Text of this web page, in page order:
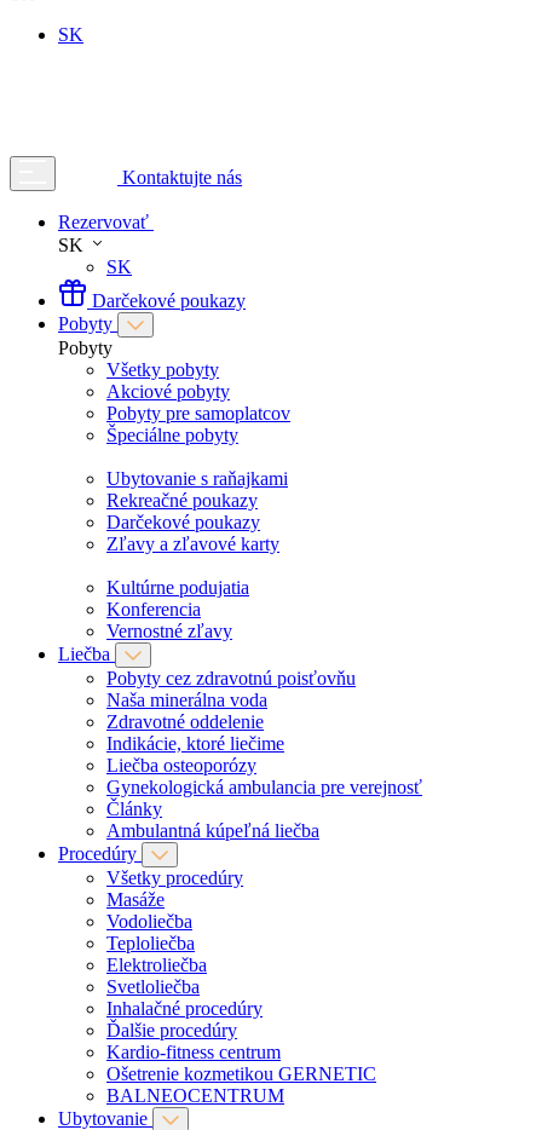
SK
Kontaktujte nás
Rezervovať
SK
SK
Darčekové poukazy
Pobyty
Pobyty
Všetky pobyty
Akciové pobyty
Pobyty pre samoplatcov
Špeciálne pobyty
Ubytovanie s raňajkami
Rekreačné poukazy
Darčekové poukazy
Zľavy a zľavové karty
Kultúrne podujatia
Konferencia
Vernostné zľavy
Liečba
Pobyty cez zdravotnú poisťovňu
Naša minerálna voda
Zdravotné oddelenie
Indikácie, ktoré liečime
Liečba osteoporózy
Gynekologická ambulancia pre verejnosť
Články
Ambulantná kúpeľná liečba
Procedúry
Všetky procedúry
Masáže
Vodoliečba
Teploliečba
Elektroliečba
Svetloliečba
Inhalačné procedúry
Ďalšie procedúry
Kardio-fitness centrum
Ošetrenie kozmetikou GERNETIC
BALNEOCENTRUM
Ubytovanie